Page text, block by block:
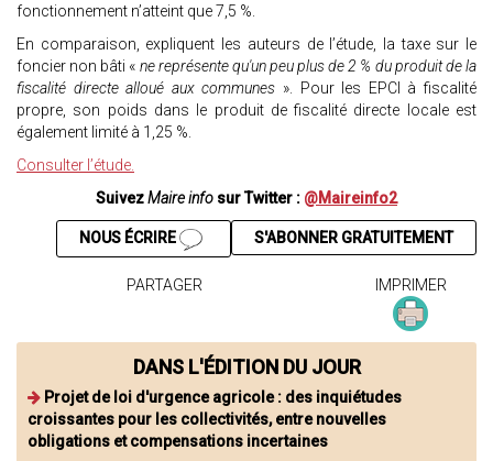
fonctionnement n’atteint que 7,5 %.
En comparaison, expliquent les auteurs de l’étude, la taxe sur le
foncier non bâti « ne représente qu'un peu plus de 2 % du produit de la
fiscalité directe alloué aux communes ». Pour les EPCI à fiscalité
propre, son poids dans le produit de fiscalité directe locale est
également limité à 1,25 %.
Consulter l’étude.
SuivezMaire info sur Twitter : @Maireinfo2
S'ABONNER GRATUITEMENT
NOUS ÉCRIRE
PARTAGER IMPRIMER
DANS L'ÉDITION DU JOUR
Projet de loi d'urgence agricole : des inquiétudes
croissantes pour les collectivités, entre nouvelles
obligations et compensations incertaines